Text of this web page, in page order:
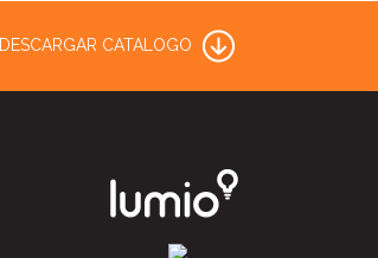
DESCARGAR CATALOGO